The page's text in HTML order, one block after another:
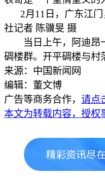
2月11日，广东江
社记者 陈骥旻 摄
当日上午，阿迪昂
碉楼群。开平碉楼与村
来源：中国新闻网
编辑：董文博
广告等商务合作， 请点
本文为转载内容，授权